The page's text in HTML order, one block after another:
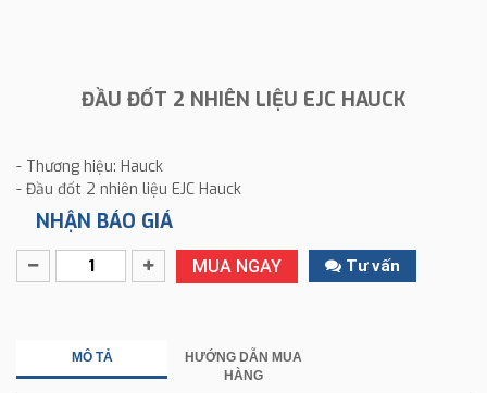
ĐẦU ĐỐT 2 NHIÊN LIỆU EJC HAUCK
- Thương hiệu: Hauck
- Đầu đốt 2 nhiên liệu EJC Hauck
NHẬN BÁO GIÁ
MUA NGAY Tư vấn
MÔ TẢ
HƯỚNG DẪN MUA
HÀNG